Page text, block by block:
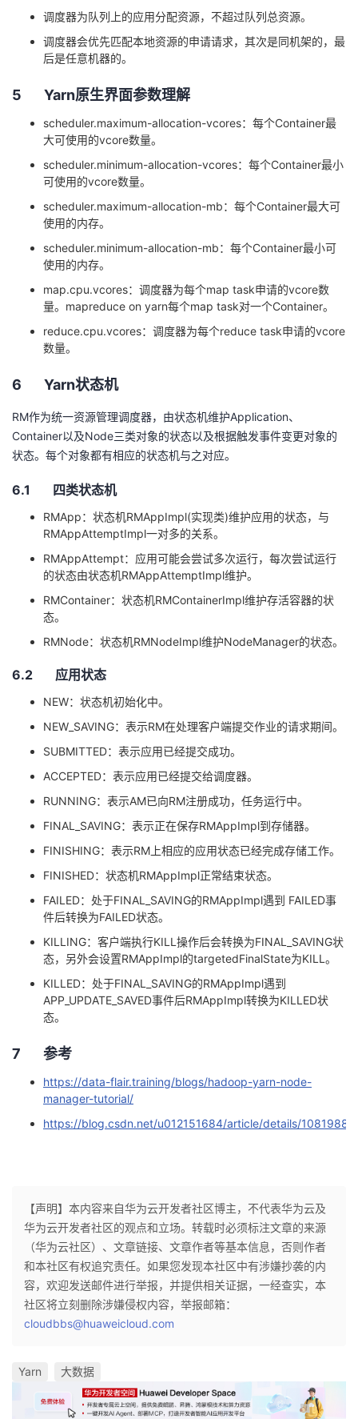
调度器为队列上的应用分配资源，不超过队列总资源。
调度器会优先匹配本地资源的申请请求，其次是同机架的，最
后是任意机器的。
5 Yarn原生界面参数理解
scheduler.maximum-allocation-vcores：每个Container最
大可使用的vcore数量。
scheduler.minimum-allocation-vcores：每个Container最小
可使用的vcore数量。
scheduler.maximum-allocation-mb：每个Container最大可
使用的内存。
scheduler.minimum-allocation-mb：每个Container最小可
使用的内存。
map.cpu.vcores：调度器为每个map task申请的vcore数
量。 mapreduce on yarn每个map task对一个Container。
reduce.cpu.vcores：调度器为每个reduce task申请的vcore
数量。
6 Yarn状态机
RM作为统一资源管理调度器，由状态机维护Application、
Container以及Node三类对象的状态以及根据触发事件变更对象的
状态。每个对象都有相应的状态机与之对应。
6.1 四类状态机
RMApp：状态机RMAppImpl(实现类)维护应用的状态，与
RMAppAttemptImpl一对多的关系。
RMAppAttempt：应用可能会尝试多次运行，每次尝试运行
的状态由状态机RMAppAttemptImpl维护。
RMContainer：状态机RMContainerImpl维护存活容器的状
态。
RMNode：状态机RMNodeImpl维护NodeManager的状态。
6.2 应用状态
NEW：状态机初始化中。
NEW_SAVING：表示RM在处理客户端提交作业的请求期间。
SUBMITTED：表示应用已经提交成功。
ACCEPTED：表示应用已经提交给调度器。
RUNNING：表示AM已向RM注册成功，任务运行中。
FINAL_SAVING：表示正在保存RMAppImpl到存储器。
FINISHING：表示RM 上相应的应用状态已经完成存储工作。
FINISHED：状态机RMAppImpl正常结束状态。
FAILED：处于FINAL_SAVING的RMAppImpl遇到 FAILED事
件后转换为FAILED状态。
KILLING：客户端执行KILL操作后会转换为FINAL_SAVING状
态，另外会设置RMAppImpl的targetedFinalState为KILL。
KILLED：处于FINAL_SAVING的RMAppImpl遇到
APP_UPDATE_SAVED事件后RMAppImpl转换为KILLED状
态。
7 参考
https://data-flair.training/blogs/hadoop-yarn-node-
manager-tutorial/
https://blog.csdn.net/u012151684/article/details/
【声明】本内容来自华为云开发者社区博主，不代表华为云及
华为云开发者社区的观点和立场。转载时必须标注文章的来源
（华为云社区）、文章链接、文章作者等基本信息，否则作者
和本社区有权追究责任。如果您发现本社区中有涉嫌抄袭的内
容，欢迎发送邮件进行举报，并提供相关证据，一经查实，本
社区将立刻删除涉嫌侵权内容，举报邮箱：
cloudbbs@huaweicloud.com
Yarn 大数据